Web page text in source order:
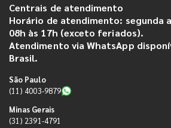
Centrais de atendimento
Horário de atendimento: segunda
08h às 17h (exceto feriados).
Atendimento via WhatsApp
Brasil.
São Paulo
(11) 4003-9879
Minas Gerais
(31) 2391-4791